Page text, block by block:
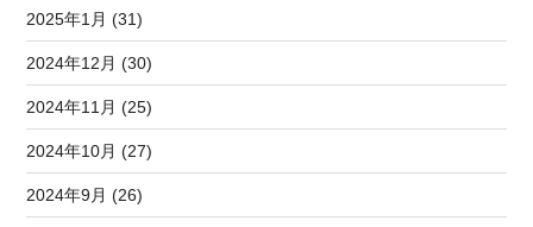
2025年1月 (31)
2024年12月 (30)
2024年11月 (25)
2024年10月 (27)
2024年9月 (26)